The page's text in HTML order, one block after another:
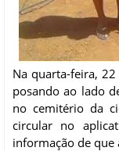
Na quarta-feira,
posando ao lado
no cemitério da
circular no
informação de que